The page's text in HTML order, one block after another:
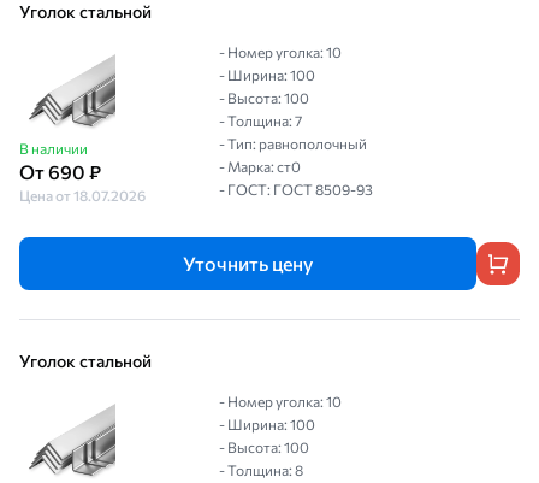
Уголок стальной
В наличии
От 690 ₽
Цена от 18.07.2026
- Номер уголка: 10
- Ширина: 100
- Высота: 100
- Толщина: 7
- Тип: равнополочный
- Марка: ст0
- ГОСТ: ГОСТ 8509-93
Уточнить цену
Уголок стальной
- Номер уголка: 10
- Ширина: 100
- Высота: 100
- Толщина: 8